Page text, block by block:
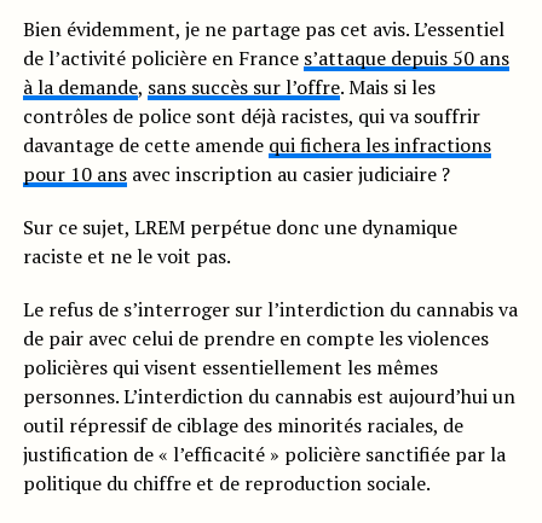
Bien évidemment, je ne partage pas cet avis. L’essentiel
de l’activité policière en France s’attaque depuis 50 ans
à la demande, sans succès sur l’offre. Mais si les
contrôles de police sont déjà racistes, qui va souffrir
davantage de cette amende qui fichera les infractions
pour 10 ansavec inscription au casier judiciaire ?
Sur ce sujet, LREM perpétue donc une dynamique
raciste et ne le voit pas.
Le refus de s’interroger sur l’interdiction du cannabis va
de pair avec celui de prendre en compte les violences
policières qui visent essentiellement les mêmes
personnes. L’interdiction du cannabis est aujourd’hui un
outil répressif de ciblage des minorités raciales, de
justification de « l’efficacité » policière sanctifiée par la
politique du chiffre et de reproduction sociale.